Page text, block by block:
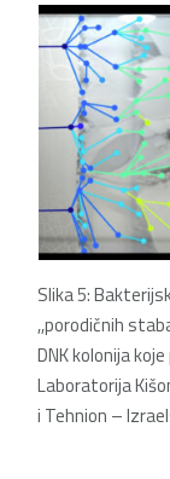
Slika 5:
,,porodičnih
DNK kolonija
Laboratorija
i Tehnion –